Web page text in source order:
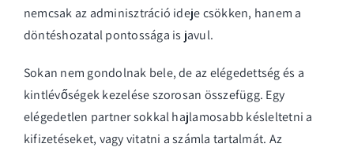
nemcsak az adminisztráció ideje csökken, hanem a
döntéshozatal pontossága is javul.
Sokan nem gondolnak bele, de az elégedettség és a
kintlévőségek kezelése szorosan összefügg. Egy
elégedetlen partner sokkal hajlamosabb késleltetni a
kifizetéseket, vagy vitatni a számla tartalmát. Az